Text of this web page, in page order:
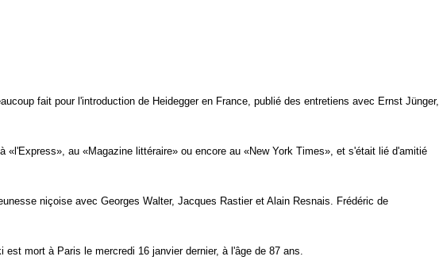
fait pour l'introduction de Heidegger en France, publié des entretiens avec Ernst Jünger,
«l'Express», au «Magazine littéraire» ou encore au «New York Times», et s'était lié d'amitié
niçoise avec Georges Walter, Jacques Rastier et Alain Resnais. Frédéric de
est mort à Paris le mercredi 16 janvier dernier, à l'âge de 87 ans.